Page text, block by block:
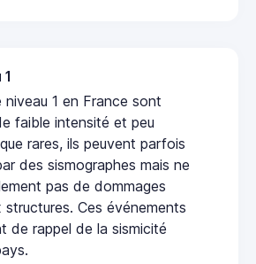
niveau 1 en France sont
faible intensité et peu
rares, ils peuvent parfois
des sismographes mais ne
pas de dommages
Ces événements
de rappel de la sismicité